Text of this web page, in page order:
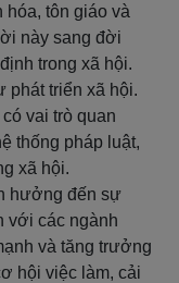
tôn giáo và
này sang đời
trong xã hội.
phát triển xã hội.
vai trò quan
thống pháp luật,
xã hội.
hưởng đến sự
với các ngành
và tăng trưởng
hội việc làm, cải